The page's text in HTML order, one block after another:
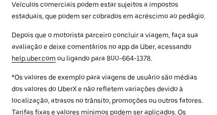
Veículos comerciais podem estar sujeitos a impostos
estaduais, que podem ser cobrados em acréscimo ao pedágio.
Depois que o motorista parceiro concluir a viagem, faça sua
avaliação e deixe comentários no app da Uber, acessando
help.uber.com ou ligando para 800-664-1378.
*Os valores de exemplo para viagens de usuário são médias
dos valores do UberX e não refletem variações devido à
localização, atrasos no trânsito, promoções ou outros fatores.
Tarifas fixas e valores mínimos podem ser aplicados. Os